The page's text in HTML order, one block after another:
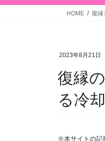
HOME 復縁
2023年8月21日
復縁
る冷
※本サイトの記